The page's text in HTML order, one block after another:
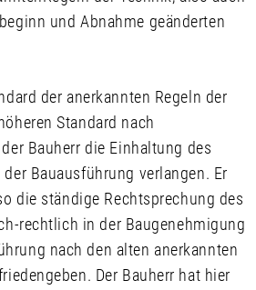
und Abnahme geänderten
der anerkannten Regeln der
Standard nach
Bauherr die Einhaltung des
Bauausführung verlangen. Er
die ständige Rechtsprechung des
rechtlich in der Baugenehmigung
nach den alten anerkannten
Der Bauherr hat hier